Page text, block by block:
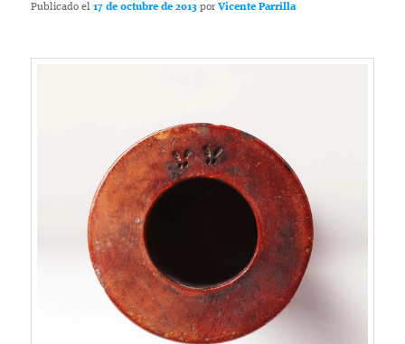
Publicado el17 de octubre de 2013 porVicente Parrilla